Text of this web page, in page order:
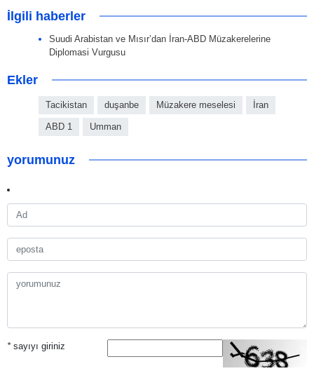
İlgili haberler
Suudi Arabistan ve Mısır’dan İran‑ABD Müzakerelerine
Diplomasi Vurgusu
Ekler
Tacikistan duşanbe Müzakere meselesi İran
ABD 1 Umman
yorumunuz
*sayıyı giriniz